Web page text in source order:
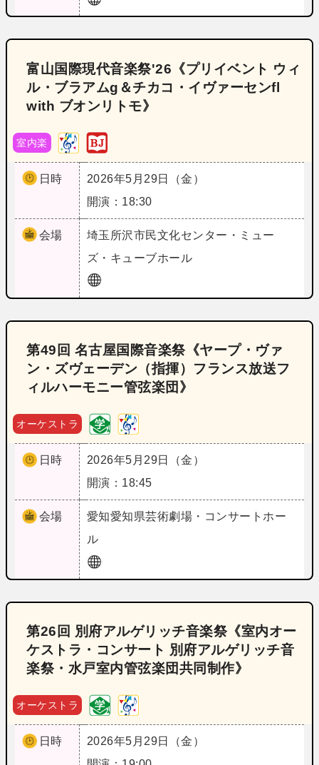
富山国際現代音楽祭'26《プリイベント ウィ
ル・ブラアムg＆チカコ・イヴァーセンfl
with ブオンリトモ》
室内楽
日時
2026年5月29日（金）
開演：18:30
会場 埼玉 所沢市民文化センター・ミュー
ズ・キューブホール
第49回 名古屋国際音楽祭《ヤープ・ヴァ
ン・ズヴェーデン（指揮）フランス放送フ
ィルハーモニー管弦楽団》
オーケストラ
日時
2026年5月29日（金）
開演：18:45
会場 愛知愛知県芸術劇場・コンサートホー
ル
第26回 別府アルゲリッチ音楽祭《室内オー
ケストラ・コンサート 別府アルゲリッチ音
楽祭・水戸室内管弦楽団共同制作》
オーケストラ
日時
2026年5月29日（金）